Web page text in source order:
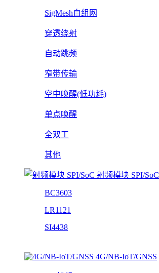
SigMesh自组网
穿透绕射
自动跳频
窄带传输
空中唤醒(低功耗)
单点唤醒
全双工
其他
射频模块 SPI/SoC
BC3603
LR1121
SI4438
4G/NB-IoT/GNSS